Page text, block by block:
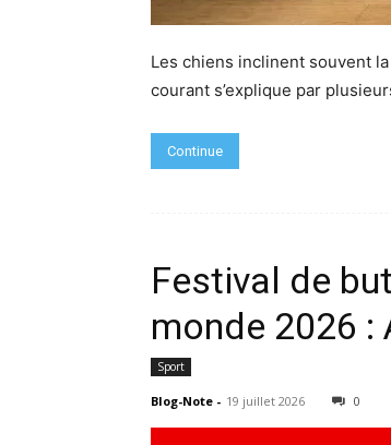
Les chiens inclinent souvent
courant s’explique par
Continue
Festival de
monde 2026 :
Sport
Blog-Note - 19 juillet 2026 0